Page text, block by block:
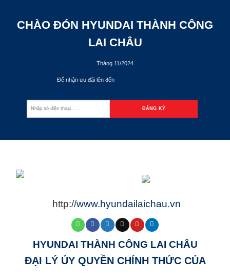
CHÀO ĐÓN HYUNDAI THÀNH CÔNG
LAI CHÂU
Tháng 11/2024
Để nhận ưu đãi lên đến
http://www.hyundailaichau.vn
HYUNDAI THÀNH CÔNG LAI CHÂU
ĐẠI LÝ ỦY QUYỀN CHÍNH THỨC CỦA